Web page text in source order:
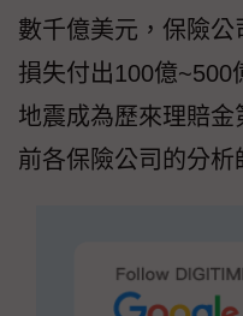
數千億美元，保險
損失付出100億~500
地震成為歷來理賠金
前各保險公司的分析